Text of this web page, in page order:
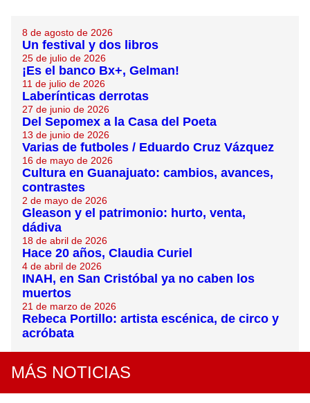
8 de agosto de 2026
Un festival y dos libros
25 de julio de 2026
¡Es el banco Bx+, Gelman!
11 de julio de 2026
Laberínticas derrotas
27 de junio de 2026
Del Sepomex a la Casa del Poeta
13 de junio de 2026
Varias de futboles / Eduardo Cruz Vázquez
16 de mayo de 2026
Cultura en Guanajuato: cambios, avances,
contrastes
2 de mayo de 2026
Gleason y el patrimonio: hurto, venta,
dádiva
18 de abril de 2026
Hace 20 años, Claudia Curiel
4 de abril de 2026
INAH, en San Cristóbal ya no caben los
muertos
21 de marzo de 2026
Rebeca Portillo: artista escénica, de circo y
acróbata
MÁS NOTICIAS